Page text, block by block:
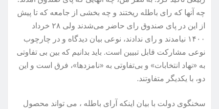
چه آنها که رای باطله ریختند و چه بخشی از جامعه که تا پیش
از این در پای صندوق رای حاضر می‌شدند ولی ۲۸ خرداد
۱۴۰۰ نیامدند و رای ندادند، نوعی بیان دیدگاه و در چارچوب
نوعی مشارکت قابل تبیین است. باید بدانیم که بین بی تفاوتی
به «نهاد انتخابات» و بی‌تفاوتی به «نامزدها»، ‌فرق است و این
دو،‌ با یکدیگر متفاوتند.
سخنگوی دولت با بیان اینکه آرای باطله ، می تواند محصول